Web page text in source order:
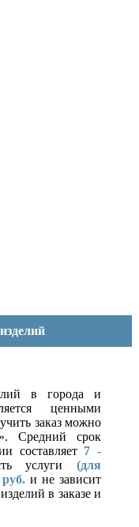
в города и
ценными
заказ можно
Средний срок
составляет 7 -
услуги(для
и не зависит
в заказе и